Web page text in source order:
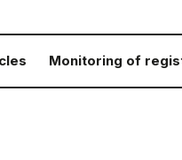
Monitoring of